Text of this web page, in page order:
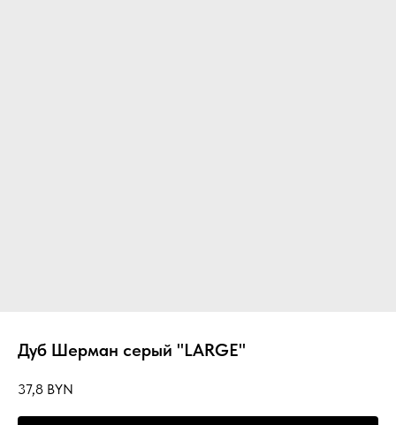
Дуб Шерман серый "LARGE"
37,8 BYN